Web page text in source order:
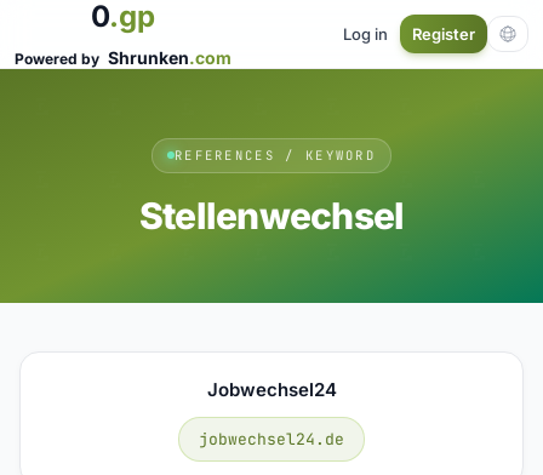
0.gp
Powered by Shrunken.com
Log in Register
REFERENCES / KEYWORD
Stellenwechsel
Jobwechsel24
jobwechsel24.de